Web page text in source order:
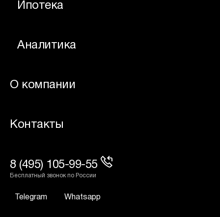
Ипотека
Аналитика
О компании
Контакты
8 (495) 105-99-55
Бесплатный звонок по России
Telegram Whatsapp